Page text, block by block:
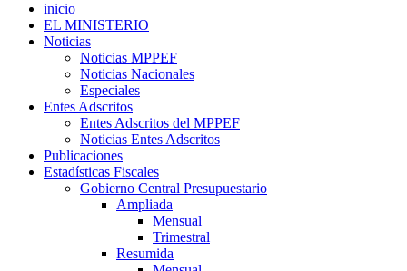
inicio
EL MINISTERIO
Noticias
Noticias MPPEF
Noticias Nacionales
Especiales
Entes Adscritos
Entes Adscritos del MPPEF
Noticias Entes Adscritos
Publicaciones
Estadísticas Fiscales
Gobierno Central Presupuestario
Ampliada
Mensual
Trimestral
Resumida